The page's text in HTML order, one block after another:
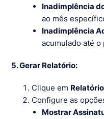
Inadimplência
ao mês
Inadimplência
acumulado até o
5. Gerar Relatório:
Clique em Relatório
Configure as
Mostrar